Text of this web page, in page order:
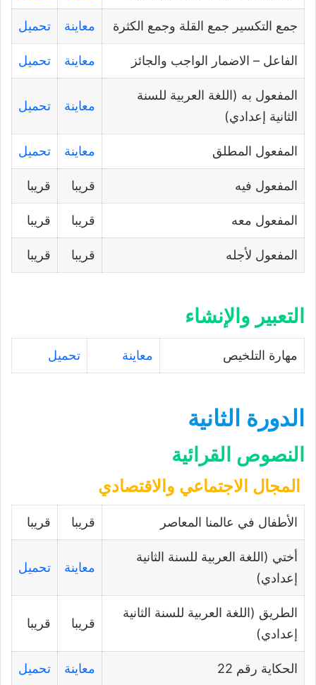
جمع التكسير جمع القلة وجمع الكثرة معاينة تحميل
الفاعل – الاضمار الواجب والجائز معاينة تحميل
المفعول به (اللغة العربية للسنة
الثانية إعدادي)
معاينة تحميل
المفعول المطلق معاينة تحميل
المفعول فيه قريبا قريبا
المفعول معه قريبا قريبا
المفعول لأجله قريبا قريبا
التعبير والإنشاء
مهارة التلخيص معاينة تحميل
الدورة الثانية
النصوص القرائية
المجال الاجتماعي والاقتصادي
الأطفال في عالمنا المعاصر قريبا قريبا
أختي (اللغة العربية للسنة الثانية
إعدادي)
معاينة تحميل
الطريق (اللغة العربية للسنة الثانية
إعدادي)
قريبا قريبا
الحكاية رقم 22 معاينة تحميل